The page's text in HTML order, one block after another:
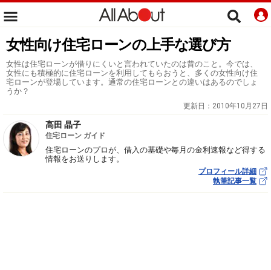
女性向け住宅ローンの上手な選び方
女性は住宅ローンが借りにくいと言われていたのは昔のこと。今では、
女性にも積極的に住宅ローンを利用してもらおうと、多くの女性向け住
宅ローンが登場しています。通常の住宅ローンとの違いはあるのでしょ
うか？
更新日： 2010年10月27日
高田 晶子
住宅ローン ガイド
住宅ローンのプロが、借入の基礎や毎月の金利速報など得する
情報をお送りします。
プロフィール詳細
執筆記事一覧